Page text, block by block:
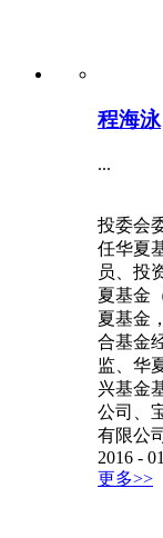
程海泳
...
投委会
任华夏
员、投
夏基金
夏基金
合基金
监、华
兴基金
公司、
有限公
2016 - 01
更多>>